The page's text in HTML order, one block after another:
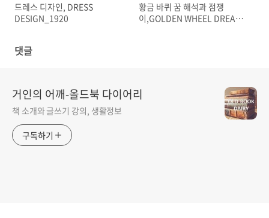
드레스 디자인, DRESS
DESIGN_1920
황금 바퀴 꿈 해석과 점쟁
이,GOLDEN WHEEL DREAM-
댓글
거인의 어깨-올드북 다이어리
책 소개와 글쓰기 강의, 생활정보
구독하기